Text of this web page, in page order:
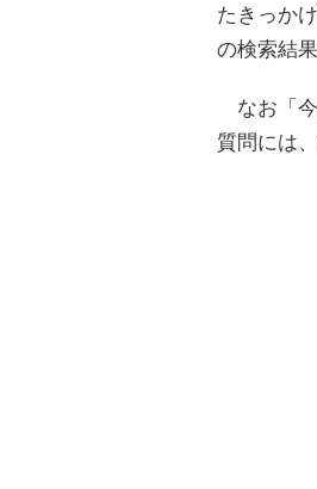
たきっか
の検索結
なお「今
質問には